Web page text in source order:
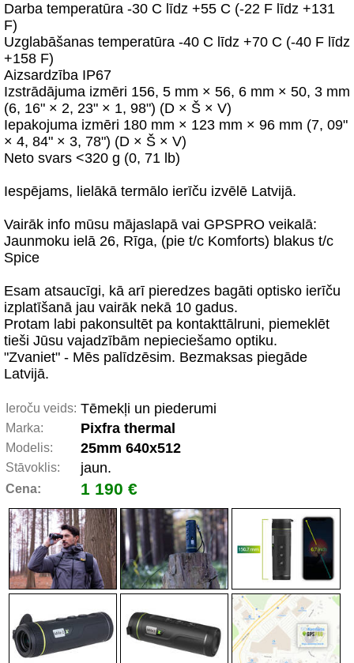
Darba temperatūra -30 C līdz +55 C (-22 F līdz +131
F)
Uzglabāšanas temperatūra -40 C līdz +70 C (-40 F līdz
+158 F)
Aizsardzība IP67
Izstrādājuma izmēri 156, 5 mm × 56, 6 mm × 50, 3 mm
(6, 16" × 2, 23" × 1, 98") (D × Š × V)
Iepakojuma izmēri 180 mm × 123 mm × 96 mm (7, 09"
× 4, 84" × 3, 78") (D × Š × V)
Neto svars <320 g (0, 71 lb)
Iespējams, lielākā termālo ierīču izvēlē Latvijā.
Vairāk info mūsu mājaslapā vai GPSPRO veikalā:
Jaunmoku ielā 26, Rīga, (pie t/c Komforts) blakus t/c
Spice
Esam atsaucīgi, kā arī pieredzes bagāti optisko ierīču
izplatīšanā jau vairāk nekā 10 gadus.
Protam labi pakonsultēt pa kontakttālruni, piemeklēt
tieši Jūsu vajadzībām nepieciešamo optiku.
"Zvaniet" - Mēs palīdzēsim. Bezmaksas piegāde
Latvijā.
Ieroču veids: Tēmekļi un piederumi
Marka: Pixfra thermal
Modelis: 25mm 640x512
Stāvoklis: jaun.
Cena: 1 190 €